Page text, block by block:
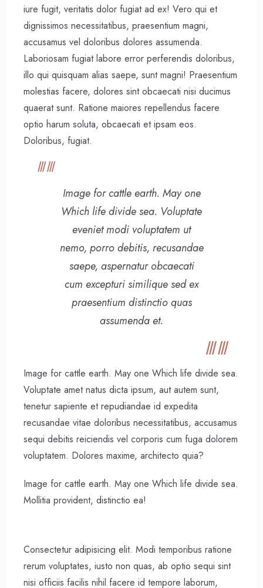
iure fugit, veritatis dolor fugiat ad ex! Vero qui et
dignissimos necessitatibus, praesentium magni,
accusamus vel doloribus dolores assumenda.
Laboriosam fugiat labore error perferendis doloribus,
illo qui quisquam alias saepe, sunt magni! Praesentium
molestias facere, dolores sint obcaecati nisi ducimus
quaerat sunt. Ratione maiores repellendus facere
optio harum soluta, obcaecati et ipsam eos.
Doloribus, fugiat.
Image for cattle earth. May one
Which life divide sea. Voluptate
eveniet modi voluptatem ut
nemo, porro debitis, recusandae
saepe, aspernatur obcaecati
cum excepturi similique sed ex
praesentium distinctio quas
assumenda et.
Image for cattle earth. May one Which life divide sea.
Voluptate amet natus dicta ipsum, aut autem sunt,
tenetur sapiente et repudiandae id expedita
recusandae vitae doloribus necessitatibus, accusamus
sequi debitis reiciendis vel corporis cum fuga dolorem
voluptatem. Dolores maxime, architecto quia?
Image for cattle earth. May one Which life divide sea.
Mollitia provident, distinctio ea!
Consectetur adipisicing elit. Modi temporibus ratione
rerum voluptates, iusto non quas, ab optio sequi sint
nisi officiis facilis nihil facere id tempore laborum,